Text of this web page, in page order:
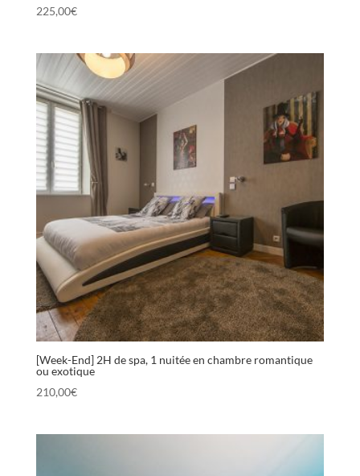
225,00€
[Week-End] 2H de spa, 1 nuitée en chambre romantique
ou exotique
210,00€